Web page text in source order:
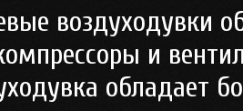
воздуходувки
и
обладает